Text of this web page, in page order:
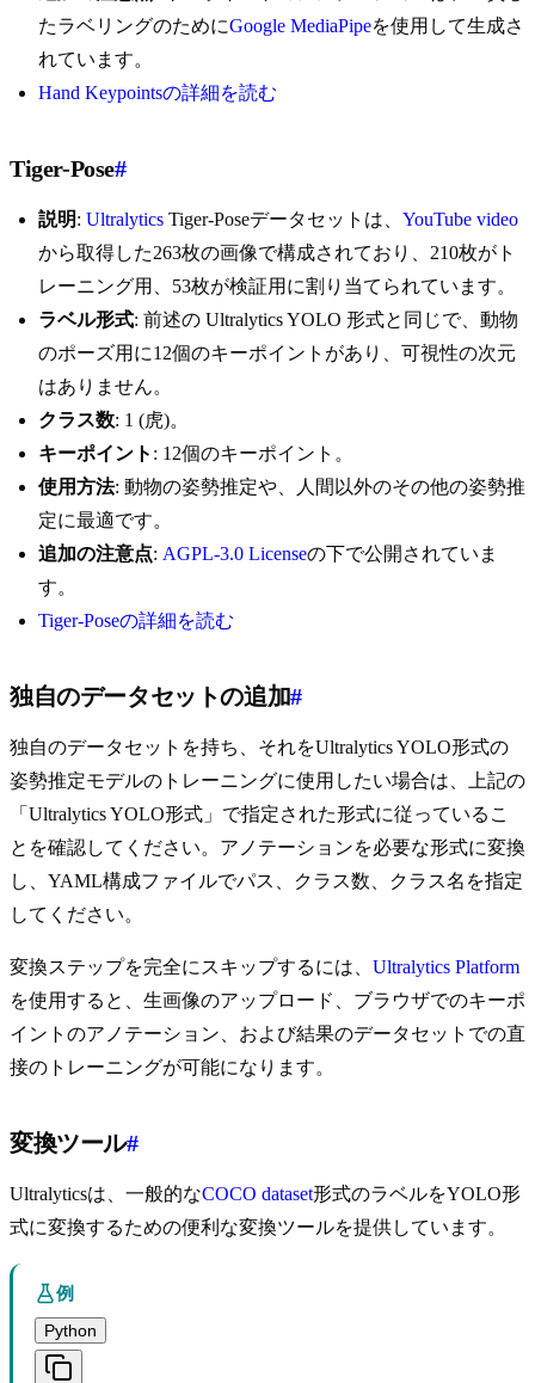
たラベリングのためにGoogle MediaPipeを使用して生成さ
れています。
Hand Keypointsの詳細を読む
Tiger-Pose#
説明: Ultralytics Tiger-Poseデータセットは、 YouTube video
から取得した263枚の画像で構成されており、210枚がト
レーニング用、53枚が検証用に割り当てられています。
ラベル形式: 前述の Ultralytics YOLO 形式と同じで、動物
のポーズ用に12個のキーポイントがあり、可視性の次元
はありません。
クラス数: 1 (虎)。
キーポイント : 12個のキーポイント。
使用方法: 動物の姿勢推定や、人間以外のその他の姿勢推
定に最適です。
追加の注意点: AGPL-3.0 Licenseの下で公開されていま
す。
Tiger-Poseの詳細を読む
独自のデータセットの追加#
独自のデータセットを持ち、それをUltralytics YOLO形式の
姿勢推定モデルのトレーニングに使用したい場合は、上記の
「Ultralytics YOLO形式」で指定された形式に従っているこ
とを確認してください。アノテーションを必要な形式に変換
し、YAML構成ファイルでパス、クラス数、クラス名を指定
してください。
変換ステップを完全にスキップするには、 Ultralytics Platform
を使用すると、生画像のアップロード、ブラウザでのキーポ
イントのアノテーション、および結果のデータセットでの直
接のトレーニングが可能になります。
変換ツール#
Ultralyticsは、一般的なCOCO dataset形式のラベルをYOLO形
式に変換するための便利な変換ツールを提供しています。
例
Python